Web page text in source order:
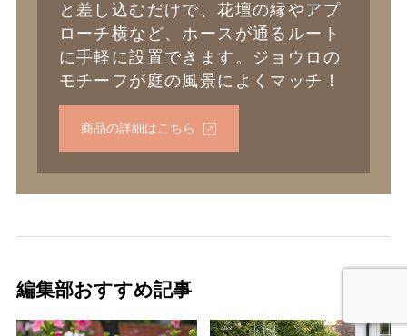
と差し込むだけで、花壇の縁やアプ
ローチ横など、ホースが通るルート
に手軽に設置できます。ジョウロの
モチーフが庭の風景によくマッチ！
商品の詳細はこちら
編集部おすすめ記事